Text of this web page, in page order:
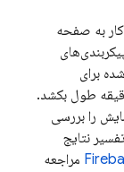
به صفحه
برای
طول بکشد.
را بررسی
نتایج
مراجعه